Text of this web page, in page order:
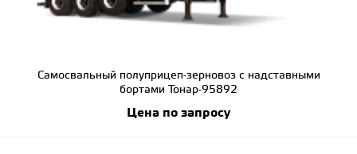
Самосвальный полуприцеп-зерновоз с надставными
бортами Тонар-95892
Цена по запросу